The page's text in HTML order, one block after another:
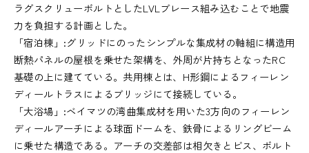
ラグスクリューボルトとしたLVLブレース組み込むことで地震
力を負担する計画とした。
「宿泊棟」:グリッドにのったシンプルな集成材の軸組に構造用
断熱パネルの屋根を乗せた架構を、外周が片持ちとなったRC
基礎の上に建てている。共用棟とは、H形鋼によるフィーレン
ディールトラスによるブリッジにて接続している。
「大浴場」:ベイマツの湾曲集成材を用いた3方向のフィーレン
ディールアーチによる球面ドームを、鉄骨によるリングビーム
に乗せた構造である。アーチの交差部は相欠きとビス、ボルト